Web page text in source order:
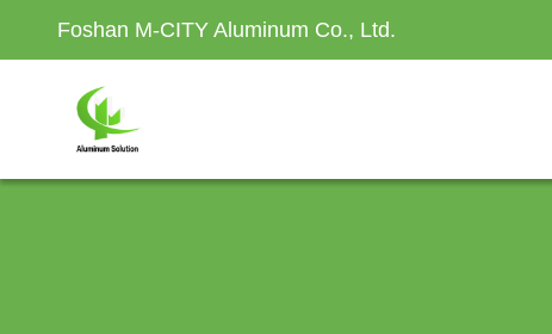
Foshan M-CITY Aluminum Co., Ltd.